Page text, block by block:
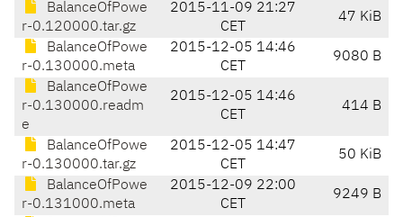
BalanceOfPowe
r-0.120000.tar.gz
2015-11-09 21:27
CET
47 KiB
BalanceOfPowe
r-0.130000.meta
2015-12-05 14:46
CET
9080 B
BalanceOfPowe
r-0.130000.readm
e
2015-12-05 14:46
CET
414 B
BalanceOfPowe
r-0.130000.tar.gz
2015-12-05 14:47
CET
50 KiB
BalanceOfPowe
r-0.131000.meta
2015-12-09 22:00
CET
9249 B